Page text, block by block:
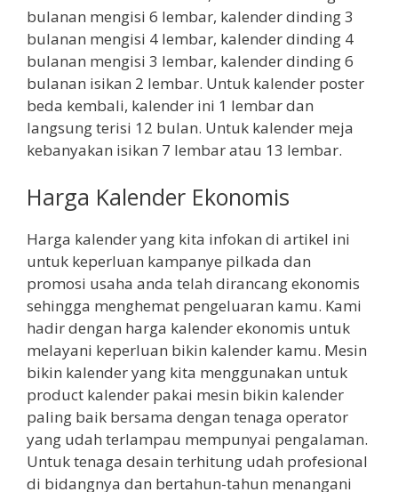
bulanan mengisi 6 lembar, kalender dinding 3
bulanan mengisi 4 lembar, kalender dinding 4
bulanan mengisi 3 lembar, kalender dinding 6
bulanan isikan 2 lembar. Untuk kalender poster
beda kembali, kalender ini 1 lembar dan
langsung terisi 12 bulan. Untuk kalender meja
kebanyakan isikan 7 lembar atau 13 lembar.
Harga Kalender Ekonomis
Harga kalender yang kita infokan di artikel ini
untuk keperluan kampanye pilkada dan
promosi usaha anda telah dirancang ekonomis
sehingga menghemat pengeluaran kamu. Kami
hadir dengan harga kalender ekonomis untuk
melayani keperluan bikin kalender kamu. Mesin
bikin kalender yang kita menggunakan untuk
product kalender pakai mesin bikin kalender
paling baik bersama dengan tenaga operator
yang udah terlampau mempunyai pengalaman.
Untuk tenaga desain terhitung udah profesional
di bidangnya dan bertahun-tahun menangani